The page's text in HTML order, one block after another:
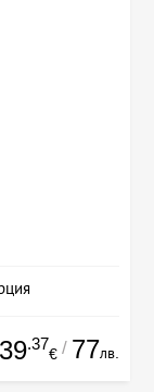
39.37
€ / 77лв.